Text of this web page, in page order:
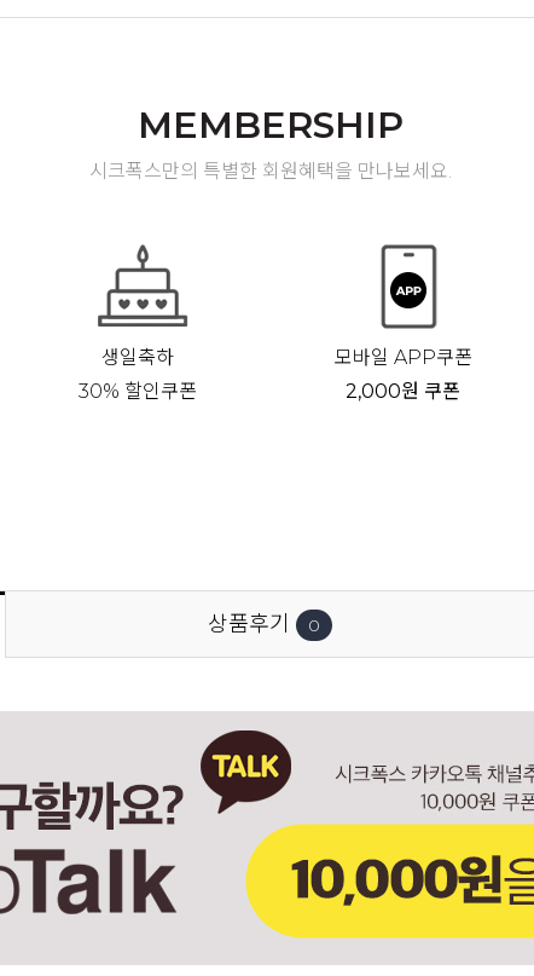
MEMBERSHIP
시크폭스만의 특별한 회원혜택을 만나보세요.
생일축하
30% 할인쿠폰
모바일 APP쿠폰
2,000원 쿠폰
상품후기 0